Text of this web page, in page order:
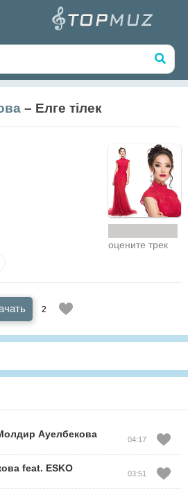
– Елге тiлек
оцените трек
2
Ауелбекова
04:17
feat. ESKO
03:51